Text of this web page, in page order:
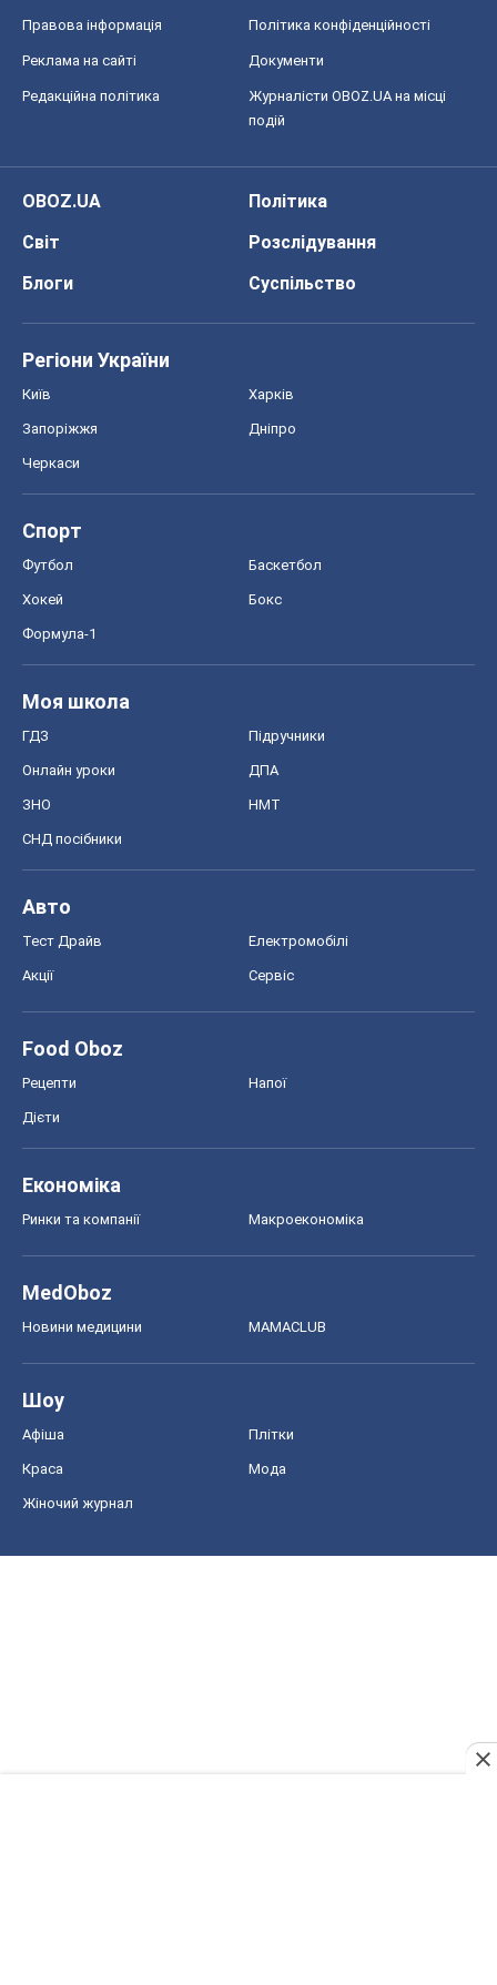
Правова інформація Політика конфіденційності
Реклама на сайті Документи
Редакційна політика
Журналісти OBOZ.UA на місці
подій
OBOZ.UA
Політика
Світ
Розслідування
Блоги
Суспільство
Регіони України
Київ Харків
Запоріжжя Дніпро
Черкаси
Спорт
Футбол Баскетбол
Хокей Бокс
Формула-1
Моя школа
ГДЗ Підручники
Онлайн уроки ДПА
ЗНО НМТ
СНД посібники
Авто
Тест Драйв Електромобілі
Акції Сервіс
Food Oboz
Рецепти Напої
Дієти
Економіка
Ринки та компанії Макроекономіка
MedOboz
Новини медицини MAMACLUB
Шоу
Афіша Плітки
Краса Мода
Жіночий журнал